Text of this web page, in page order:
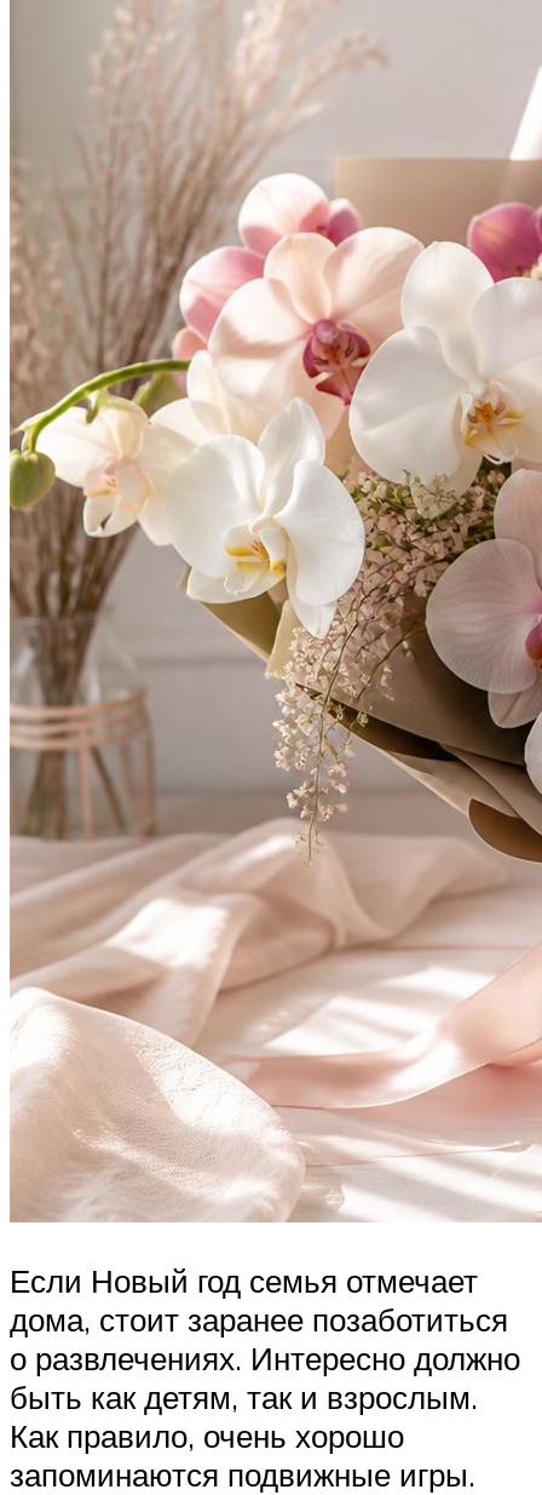
Если Новый год семья отмечает
дома, стоит заранее позаботиться
о развлечениях. Интересно должно
быть как детям, так и взрослым.
Как правило, очень хорошо
запоминаются подвижные игры.